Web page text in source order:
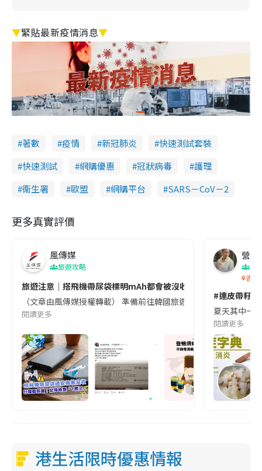
▼緊貼最新疫情消息▼
著數 疫情 新冠肺炎
快速測試套裝
快速測試
網購優惠 冠狀病毒
護理
衞生署
歐盟 網購平台 SARS－CoV－2
更多真實評價
風傳媒
旅遊攻略
旅遊注意｜搭飛機帶尿袋標明mAh都會被沒收😱出發前切記檢查
（文章由風傳媒授權轉載） 準備前往韓國旅遊的民眾，近期要
閱讀更多
營養
香港
#連皮帶籽
夏天其中一
閱讀更多
港生活限時優惠情報